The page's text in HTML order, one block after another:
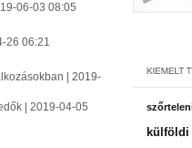
06-03 08:05
26 06:21
| 2019-
| 2019-04-05
külföldi